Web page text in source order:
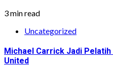
3 min read
Uncategorized
Michael Carrick Jadi
United